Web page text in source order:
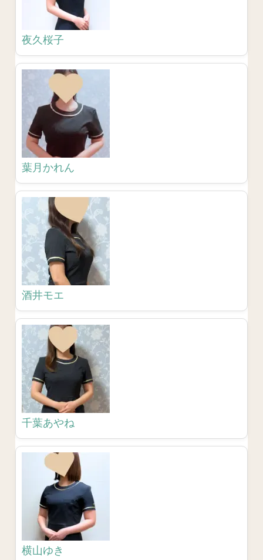
夜久桜子
葉月かれん
酒井モエ
千葉あやね
横山ゆき